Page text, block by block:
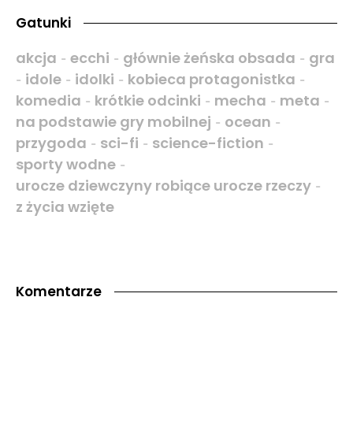
Gatunki
akcja - ecchi - głównie żeńska obsada - gra
- idole - idolki - kobieca protagonistka -
komedia - krótkie odcinki - mecha - meta -
na podstawie gry mobilnej - ocean -
przygoda - sci-fi - science-fiction -
sporty wodne -
urocze dziewczyny robiące urocze rzeczy -
z życia wzięte
Komentarze